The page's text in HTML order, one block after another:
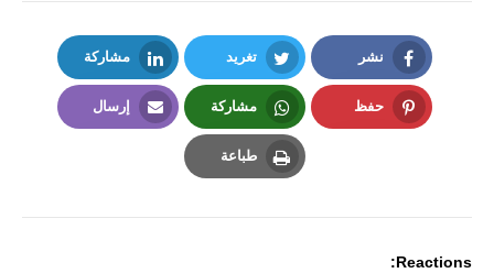
نشر
Facebook
تغريد
Twitter
مشاركة
LinkedIn
حفظ مشاركة
Whatsapp
إرسال
طباعة
Reactions: